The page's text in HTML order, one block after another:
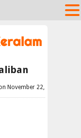
November 22,